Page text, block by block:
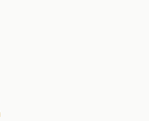
за крамолу, сколько за
получил звездюлей в
быстро настала
во Владимире жил,…